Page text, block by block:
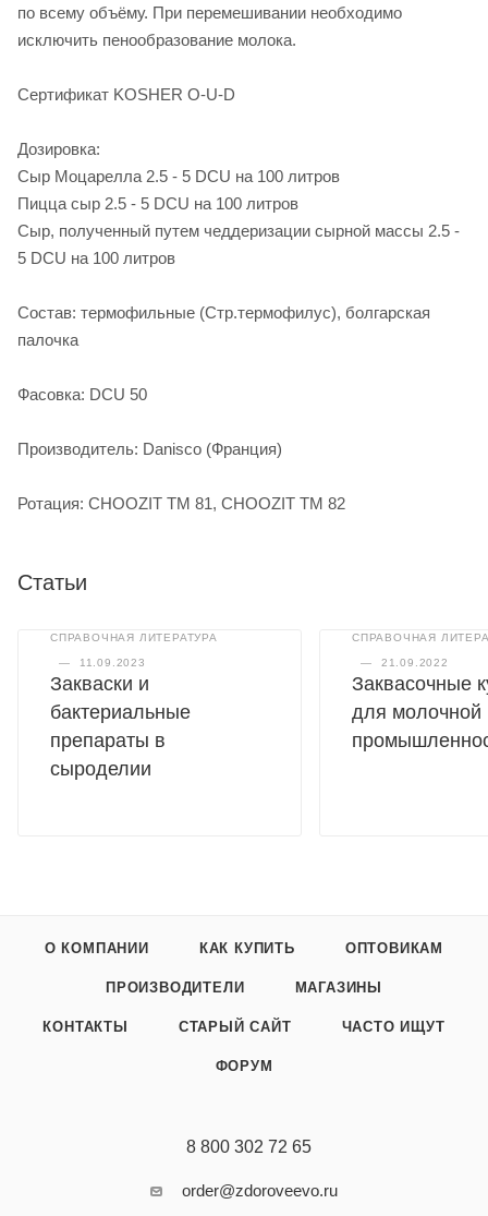
по всему объёму. При перемешивании необходимо
исключить пенообразование молока.
Сертификат KOSHER O-U-D
Дозировка:
Сыр Моцарелла 2.5 - 5 DCU на 100 литров
Пицца сыр 2.5 - 5 DCU на 100 литров
Сыр, полученный путем чеддеризации сырной массы 2.5 -
5 DCU на 100 литров
Состав: термофильные (Стр.термофилус), болгарская
палочка
Фасовка: DCU 50
Производитель: Danisco (Франция)
Ротация: CHOOZIT ТМ 81, CHOOZIT ТМ 82
Статьи
СПРАВОЧНАЯ ЛИТЕРАТУРА
— 11.09.2023
Закваски и
бактериальные
препараты в
сыроделии
СПРАВОЧНАЯ
— 21.09.2022
Заквасочные
для молочной
О КОМПАНИИ КАК КУПИТЬ ОПТОВИКАМ
ПРОИЗВОДИТЕЛИ МАГАЗИНЫ
КОНТАКТЫ СТАРЫЙ САЙТ ЧАСТО ИЩУТ
ФОРУМ
8 800 302 72 65
order@zdoroveevo.ru